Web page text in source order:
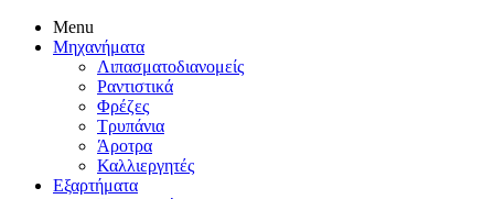
Menu
Μηχανήματα
Λιπασματοδιανομείς
Ραντιστικά
Φρέζες
Τρυπάνια
Άροτρα
Καλλιεργητές
Εξαρτήματα